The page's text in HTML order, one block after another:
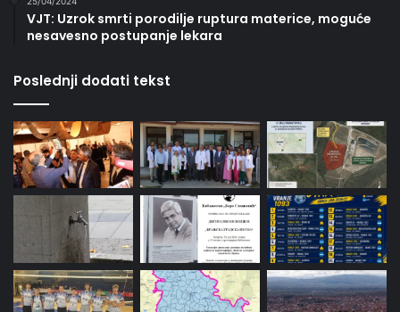
VJT: Uzrok smrti porodilje ruptura materice, moguće
nesavesno postupanje lekara
Poslednji dodati tekst